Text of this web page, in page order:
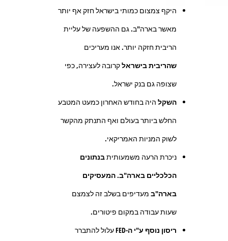
היקף צמצום כמותי בישראל חזק אף יותר
מאשר בארה"ב. גם ההשפעה של עליית
הריבית חזקה יותר. אנו מעריכים
שהריבית בישראלקרובה לעצירה, כפי
שצופה גם בנק ישראל.
השקל היה בחודש האחרון כמעט המטבע
החלש ביותר בעולם ואף התנתק מהקשר
לשוק המניות האמריקאי.
ניכרת הרעה משמעותיתבנתונים
הכלכליים בארה"ב.המעסיקים
בארה"ב מעדיפים בשלב זה לצמצם
שעות עבודה במקום פיטורים.
ריסון נוסף ע"י ה-FEDעלול להתברר